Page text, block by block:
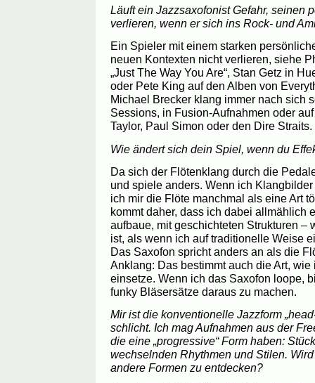
Läuft ein Jazzsaxofonist Gefahr, seinen
verlieren, wenn er sich ins Rock- und
Ein Spieler mit einem starken
neuen Kontexten nicht verlieren, siehe
„Just The Way You Are“, Stan Getz in
oder Pete King auf den Alben von
Michael Brecker klang immer nach sich
Sessions, in Fusion-Aufnahmen oder
Taylor, Paul Simon oder den Dire Straits.
Wie ändert sich dein Spiel, wenn du
Da sich der Flötenklang durch die
und spiele anders. Wenn ich
ich mir die Flöte manchmal als eine Art
kommt daher, dass ich dabei allmählich
aufbaue, mit geschichteten Strukturen –
ist, als wenn ich auf traditionelle Weise
Das Saxofon spricht anders an als die
Anklang: Das bestimmt auch die Art,
einsetze. Wenn ich das Saxofon loope,
funky Bläsersätze daraus zu machen.
Mir ist die konventionelle Jazzform
schlicht. Ich mag Aufnahmen aus der
die eine „progressive“ Form haben:
wechselnden Rhythmen und Stilen.
andere Formen zu entdecken?